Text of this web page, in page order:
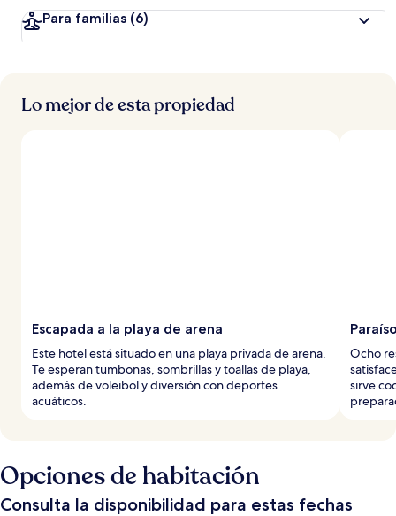
Para familias (6)
Lo mejor de esta propiedad
Escapada a la playa de arena
Este hotel está situado en una playa privada de arena.
Te esperan tumbonas, sombrillas y toallas de playa,
además de voleibol y diversión con deportes
acuáticos.
Ocho
sirve
Opciones de habitación
Consulta la disponibilidad para estas fechas